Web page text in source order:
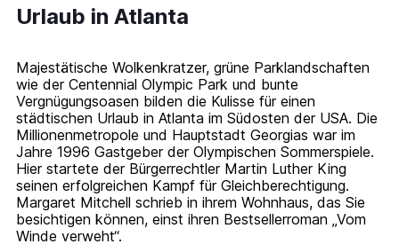
Urlaub in Atlanta
Majestätische Wolkenkratzer, grüne Parklandschaften
wie der Centennial Olympic Park und bunte
Vergnügungsoasen bilden die Kulisse für einen
städtischen Urlaub in Atlanta im Südosten der USA. Die
Millionenmetropole und Hauptstadt Georgias war im
Jahre 1996 Gastgeber der Olympischen Sommerspiele.
Hier startete der Bürgerrechtler Martin Luther King
seinen erfolgreichen Kampf für Gleichberechtigung.
Margaret Mitchell schrieb in ihrem Wohnhaus, das Sie
besichtigen können, einst ihren Bestsellerroman „Vom
Winde verweht“.